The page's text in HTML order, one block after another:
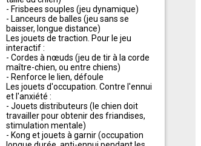
- Frisbees souples (jeu dynamique)
- Lanceurs de balles (jeu sans se
baisser, longue distance)
Les jouets de traction. Pour le jeu
interactif :
- Cordes à nœuds (jeu de tir à la corde
maître-chien, ou entre chiens)
- Renforce le lien, défoule
Les jouets d'occupation. Contre l'ennui
et l'anxiété :
- Jouets distributeurs (le chien doit
travailler pour obtenir des friandises,
stimulation mentale)
- Kong et jouets à garnir (occupation